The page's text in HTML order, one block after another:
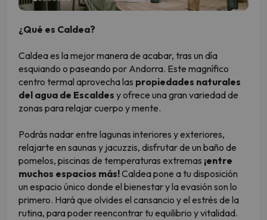
¿Qué es Caldea?
Caldea es la mejor manera de acabar, tras un día
esquiando o paseando por Andorra. Este magnífico
centro termal aprovecha las propiedades naturales
del agua de Escaldes y ofrece una gran variedad de
zonas para relajar cuerpo y mente.
Podrás nadar entre lagunas interiores y exteriores,
relajarte en saunas y jacuzzis, disfrutar de un baño de
pomelos, piscinas de temperaturas extremas ¡entre
muchos espacios más!Caldea pone a tu disposición
un espacio único donde el bienestar y la evasión son lo
primero. Hará que olvides el cansancio y el estrés de la
rutina, para poder reencontrar tu equilibrio y vitalidad.